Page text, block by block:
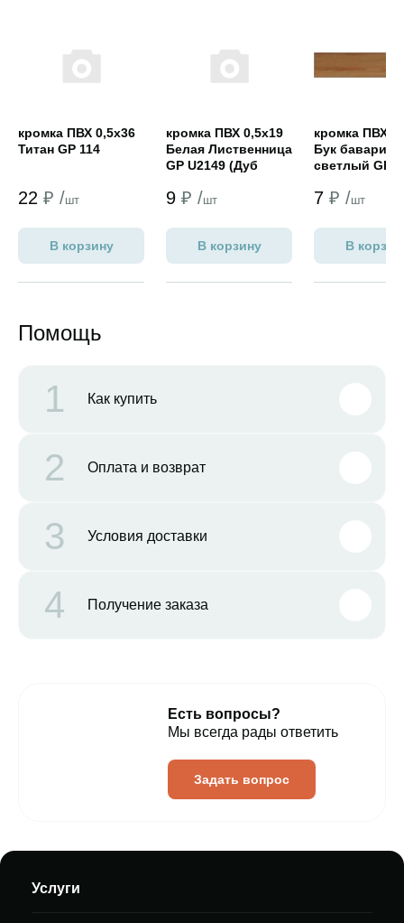
кромка ПВХ 0,5х36
Титан GP 114
22 ₽ /шт
В корзину
кромка ПВХ 0,5х19
Белая Лиственница
GP U2149 (Дуб
Винтерберг
9 ₽ /шт
В корзину
кромка ПВХ
Бук бавария
светлый GP
7 ₽ /шт
В
Помощь
1 Как купить
2 Оплата и возврат
3 Условия доставки
4 Получение заказа
Есть вопросы?
Мы всегда рады ответить
Задать вопрос
Услуги